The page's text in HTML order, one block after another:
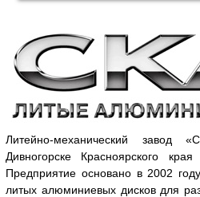
Литейно-механический завод
Дивногорске Красноярского
Предприятие основано в 2002
литых алюминиевых дисков для